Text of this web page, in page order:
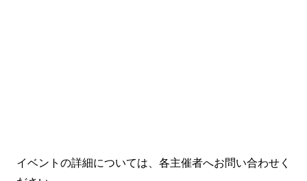
イベントの詳細については、各主催者へお問い合わせく